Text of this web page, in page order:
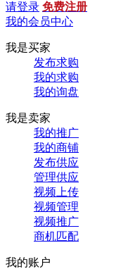
请登录 免费注册
我的会员中心
我是买家
发布求购
我的求购
我的询盘
我是卖家
我的推广
我的商铺
发布供应
管理供应
视频上传
视频管理
视频推广
商机匹配
我的账户